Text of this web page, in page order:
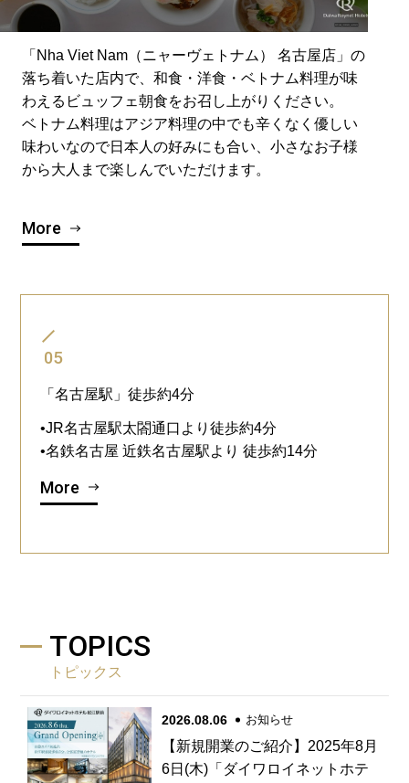
「Nha Viet Nam（ニャーヴェトナム） 名古屋店」の
落ち着いた店内で、和食・洋食・ベトナム料理が味
わえるビュッフェ朝食をお召し上がりください。
ベトナム料理はアジア料理の中でも辛くなく優しい
味わいなので日本人の好みにも合い、小さなお子様
から大人まで楽しんでいただけます。
More
05
「名古屋駅」徒歩約4分
•JR名古屋駅太閤通口より徒歩約4分
•名鉄名古屋 近鉄名古屋駅より 徒歩約14分
More
TOPICS
トピックス
2026.08.06 お知らせ
【新規開業のご紹介】2025年8月
6日(木)「ダイワロイネットホテ